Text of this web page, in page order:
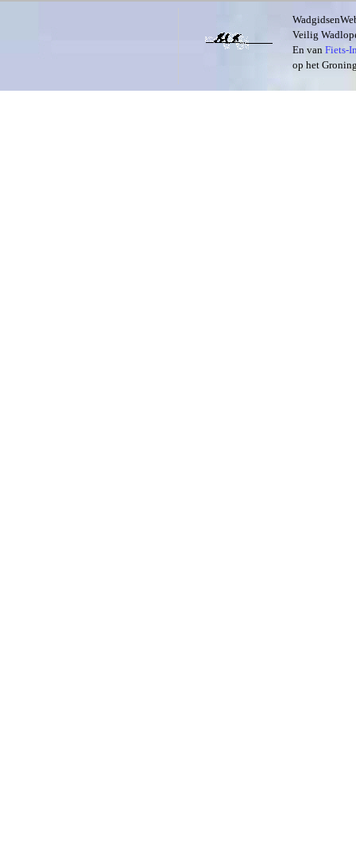
Veilig
En van Fiets-
op het